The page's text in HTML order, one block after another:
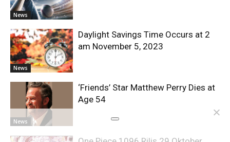
News
News
Daylight Savings Time Occurs at 2
am November 5, 2023
News
‘Friends’ Star Matthew Perry Dies at
Age 54